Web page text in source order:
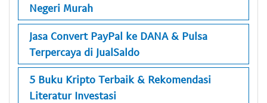
Negeri Murah
Jasa Convert PayPal ke DANA & Pulsa
Terpercaya di JualSaldo
5 Buku Kripto Terbaik & Rekomendasi
Literatur Investasi